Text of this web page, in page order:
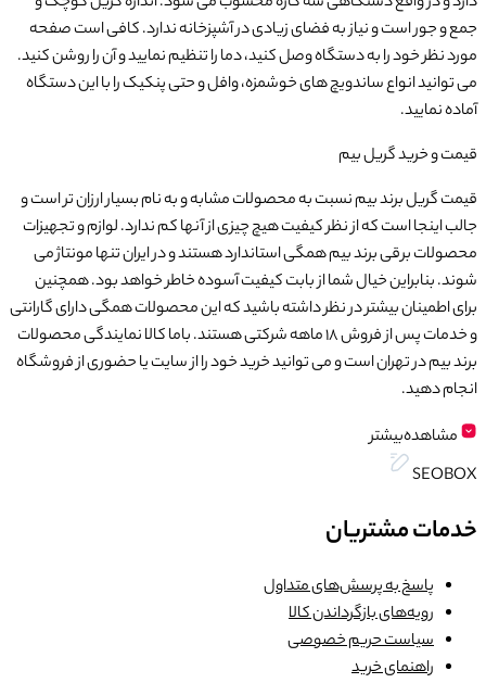
جمع و جور است و نیاز به فضای زیادی در آشپزخانه ندارد. کافی است صفحه
مورد نظر خود را به دستگاه وصل کنید، دما را تنظیم نمایید و آن را روشن کنید.
می توانید انواع ساندویچ های خوشمزه، وافل و حتی پنکیک را با این دستگاه
آماده نمایید.
قیمت و خرید گریل بیم
قیمت گریل برند بیم نسبت به محصولات مشابه و به نام بسیار ارزان تر است و
جالب اینجا است که از نظر کیفیت هیچ چیزی از آنها کم ندارد. لوازم و تجهیزات
محصولات برقی برند بیم همگی استاندارد هستند و در ایران تنها مونتاژ می
شوند. بنابراین خیال شما از بابت کیفیت آسوده خاطر خواهد بود. همچنین
برای اطمینان بیشتر در نظر داشته باشید که این محصولات همگی دارای گارانتی
و خدمات پس از فروش 18 ماهه شرکتی هستند. باما کالا نمایندگی محصولات
برند بیم در تهران است و می توانید خرید خود را از سایت یا حضوری از فروشگاه
انجام دهید.
مشاهده‌بیشتر
SEOBOX
خدمات مشتریان
پاسخ به پرسش‌های متداول
رویه‌های بازگرداندن کالا
سیاست حریم خصوصی
راهنمای خرید